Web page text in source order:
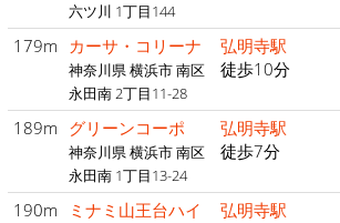
六ツ川 1丁目144
179m カーサ・コリーナ
神奈川県 横浜市 南区
永田南 2丁目11-28
弘明寺駅
徒歩10分
189m グリーンコーポ
神奈川県 横浜市 南区
永田南 1丁目13-24
弘明寺駅
徒歩7分
190m
ミナミ山王台ハイ
弘明寺駅